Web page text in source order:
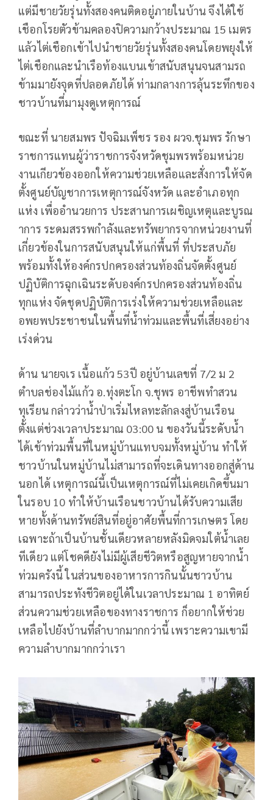
แต่มีชายวัยรุ่นทั้งสองคนติดอยู่ภายในบ้าน จึงได้ใช้
เชือกโรยตัวข้ามคลองปิความกว้างประมาณ 15 เมตร
แล้วไต่เชือกเข้าไปนำชายวัยรุ่นทั้งสองคนโดยพยุงให้
ไต่เชือกและนำเรือท้องแบนเข้าสนับสนุนจนสามรถ
ข้ามมายังจุดที่ปลอดภัยได้ ท่ามกลางการลุ้นระทึกของ
ชาวบ้านที่มามุงดูเหตุการณ์
ขณะที่ นายสมพร ปัจฉิมเพ็ชร รอง ผวจ.ชุมพร รักษา
ราชการแทนผู้ว่าราชการจังหวัดชุมพรพร้อมหน่วย
งานเกียวข้องออกให้ความช่วยเหลือและสั่งการให้จัด
ตั้งศูนย์บัญชาการเหตุการณ์จังหวัด และอำเภอทุก
แห่ง เพื่ออำนวยการ ประสานการเผชิญเหตุและบูรณ
าการ ระดมสรรพกำลังและทรัพยากรจากหน่วยงานที่
เกี่ยวข้องในการสนับสนุนให้แก่พื้นที่ ที่ประสบภัย
พร้อมทั้งให้องค์กรปกครองส่วนท้องถิ่นจัดตั้งศูนย์
ปฏิบัติการฉุกเฉินระดับองค์กรปกครองส่วนท้องถิ่น
ทุกแห่ง จัดชุดปฏิบัติการเร่งให้ความช่วยเหลือและ
อพยพประชาชนในพื้นที่น้ำท่วมและพื้นที่เสี่ยงอย่าง
เร่งด่วน
ด้าน นายจเร เนื้อแก้ว 53ปี อยู่บ้านเลขที่ 7/2 ม 2
ตำบลช่องไม้แก้ว อ.ทุ่งตะโก จ.ชุพร อาชีพทำสวน
ทุเรียน กล่าวว่าน้ำป่าเริ่มไหลทะลักลงสู่บ้านเรือน
ตั้งแต่ช่วงเวลาประมาณ 03:00 น ของวันนี้ระดับน้ำ
ได้เข้าท่วมพื้นที่ในหมู่บ้านแทบจมทั้งหมู่บ้าน ทำให้
ชาวบ้านในหมู่บ้านไม่สามารถที่จะเดินทางออกสู่ด้าน
นอกได้ เหตุการณ์นี้เป็นเหตุการณ์ที่ไม่เคยเกิดขึ้นมา
ในรอบ 10 ทำให้บ้านเรือนชาวบ้านได้รับความเสีย
หายทั้งด้านทรัพย์สินที่อยู่อาศัยพื้นที่การเกษตร โดย
เฉพาะถ้าเป็นบ้านชั้นเดียวหลายหลังมิดจมใต้น้ำเลย
ทีเดียว แต่โชคดียังไม่มีผู้เสียชีวิตหรือสูญหายจากน้ำ
ท่วมครังนี้ ในส่วนของอาหารการกินนั้นชาวบ้าน
สามารถประทังชีวิตอยู่ได้ในเวลาประมาณ 1 อาทิตย์
ส่วนความช่วยเหลือของทางราชการ ก็อยากให้ช่วย
เหลือไปยังบ้านที่ลำบากมากกว่านี้ เพราะความเขามี
ความลำบากมากกว่าเรา